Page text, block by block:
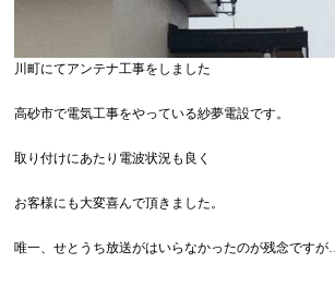
川町にてアンテナ工事をしました
高砂市で電気工事をやっている紗夢電設です。
取り付けにあたり電波状況も良く
お客様にも大変喜んで頂きました。
唯一、せとうち放送がはいらなかったのが残念ですが…